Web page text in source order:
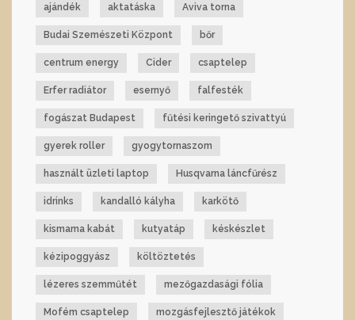
ajándék aktatáska Aviva torna
Budai Szemészeti Központ bőr
centrum energy Cider csaptelep
Erfer radiátor esernyő falfesték
fogászat Budapest fűtési keringető szivattyú
gyerek roller gyogytornaszom
használt üzleti laptop Husqvarna láncfűrész
idrinks kandalló kályha karkötő
kismama kabát kutyatáp késkészlet
kézipoggyász költöztetés
lézeres szemműtét mezőgazdasági fólia
Mofém csaptelep mozgásfejlesztő játékok